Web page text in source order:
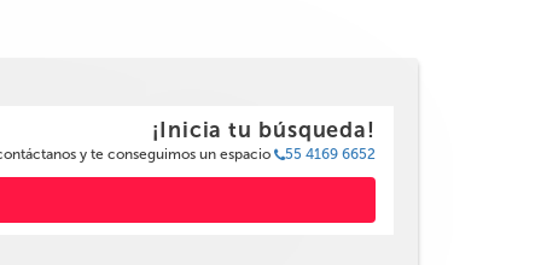
¡Inicia tu búsqueda!
y te conseguimos un espacio 55 4169 6652